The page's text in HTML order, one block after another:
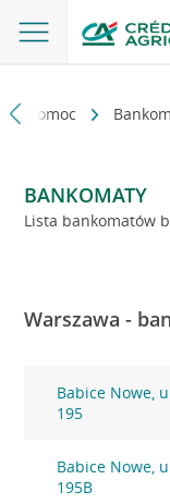
i pomoc
BANKOMATY
Lista bankomatów
Warszawa -
Babice Nowe,
195
Babice Nowe,
195B